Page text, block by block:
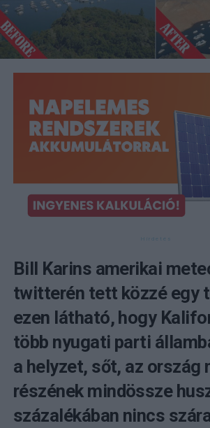
Bill Karins amerikai
twitterén tett közzé egy
ezen látható, hogy
több nyugati parti
a helyzet, sőt, az ország
részének mindössze
százalékában nincs